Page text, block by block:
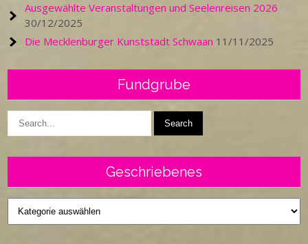
Ausgewählte Veranstaltungen und Seelenreisen 2026
30/12/2025
Die Mecklenburger Kunststadt Schwaan 11/11/2025
Fundgrube
Geschriebenes
Geschriebenes